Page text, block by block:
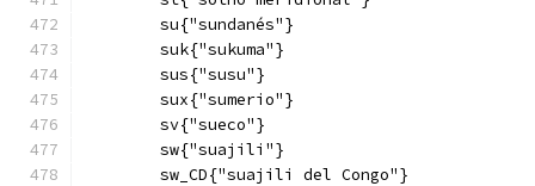
        su{"sundanés"}
        suk{"sukuma"}
        sus{"susu"}
        sux{"sumerio"}
        sv{"sueco"}
        sw{"suajili"}
        sw_CD{"suajili del Congo"}